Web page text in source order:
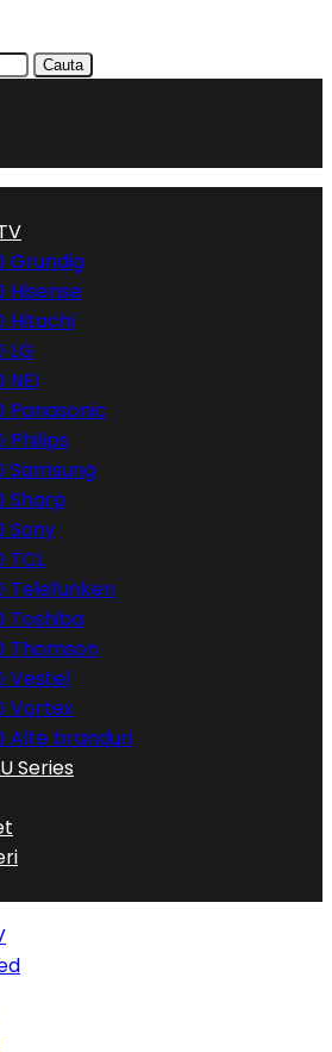
Cauta
Grundig
Hisense
Hitachi
LG
NEI
Panasonic
Philips
Samsung
Sharp
Sony
TCL
Telefunken
Toshiba
Thomson
Vestel
Vortex
Alte branduri
Series